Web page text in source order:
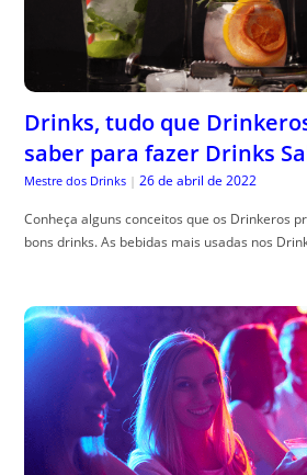
Drinks, tudo que
saber para fazer Drinks
Mestre dos Drinks | 26 de abril de 2022
Conheça alguns conceitos que os Drinkeros
bons drinks. As bebidas mais usadas nos